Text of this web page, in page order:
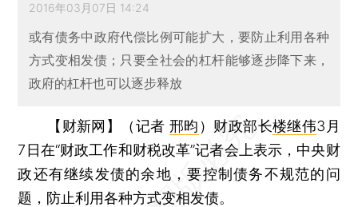
2016年03月07日 14:24
或有债务中政府代偿比例可能扩大，要防止利用各种
方式变相发债；只要全社会的杠杆能够逐步降下来，
政府的杠杆也可以逐步释放
【财新网】（记者邢昀 ） 财政部长楼继伟3月
7日在“财政工作和财税改革”记者会上表示，中央财
政还有继续发债的余地，要控制债务不规范的问
题，防止利用各种方式变相发债。